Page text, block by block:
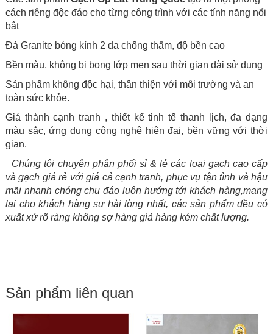
cách riêng độc đáo cho từng công trình với các tính năng nổi
bật
Đá Granite bóng kính 2 da chống thấm, độ bền cao
Bền màu, không bị bong lớp men sau thời gian dài sử dụng
Sản phẩm không độc hại, thân thiện với môi trường và an
toàn sức khỏe.
Giá thành cạnh tranh , thiết kế tinh tế thanh lịch, đa dạng
màu sắc, ứng dụng công nghệ hiện đại, bền vững với thời
gian.
Chúng tôi chuyên phân phối sỉ & lẻ các loại gạch cao cấp
và gạch giá rẻ với giá cả cạnh tranh, phục vụ tận tình và hậu
mãi nhanh chóng chu đáo luôn hướng tới khách hàng,mang
lại cho khách hàng sự hài lòng nhất, các sản phẩm đều có
xuất xứ rõ ràng không sợ hàng giả hàng kém chất lượng.
Sản phẩm liên quan